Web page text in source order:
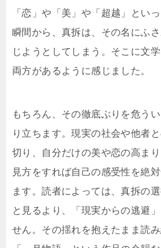
「恋」や「美」や「超越」とい
瞬間から、真拆は、その名にふ
じようとしてしまう。そこに文
両方があるように感じました。
もちろん、その徹底ぶりを危う
り立ちます。現実の社会や他者
切り、自分だけの美や恋の高ま
見方をすれば自己の感受性を絶
ます。読者によっては、真拆の
と見るより、「現実からの逃避
せん。その揺れを抱えたまま読み